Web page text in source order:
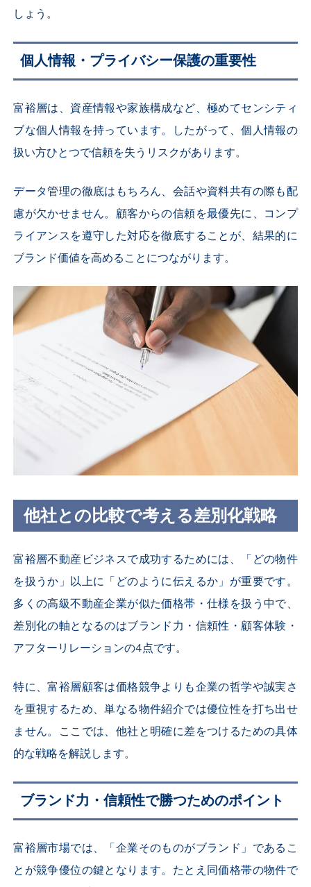
しょう。
個人情報・プライバシー保護の重要性
富裕層は、資産情報や家族構成など、極めてセンシティ
ブな個人情報を持っています。したがって、個人情報の
扱い方ひとつで信頼を失うリスクがあります。
データ管理の徹底はもちろん、会話や資料共有の際も配
慮が欠かせません。顧客からの信頼を最優先に、コンプ
ライアンスを遵守した対応を徹底することが、結果的に
ブランド価値を高めることにつながります。
他社との比較で考える差別化戦略
富裕層不動産ビジネスで成功するためには、「どの物件
を扱うか」以上に「どのように伝えるか」が重要です。
多くの高級不動産企業が似た価格帯・仕様を扱う中で、
差別化の軸となるのはブランド力・信頼性・顧客体験・
アフターリレーションの4点です。
特に、富裕層顧客は価格競争よりも企業の哲学や誠実さ
を重視するため、単なる物件紹介では優位性を打ち出せ
ません。ここでは、他社と明確に差をつけるための具体
的な戦略を解説します。
ブランド力・信頼性で勝つためのポイント
富裕層市場では、「企業そのものがブランド」であるこ
とが競争優位の鍵となります。たとえ同価格帯の物件で